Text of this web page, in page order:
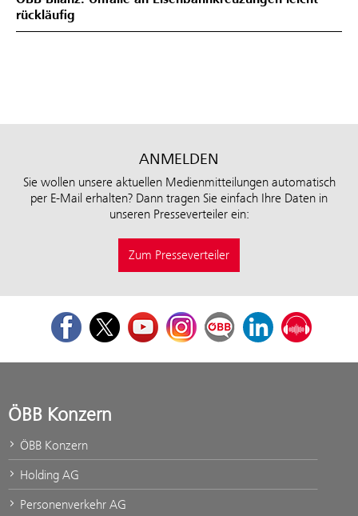
rückläufig
ANMELDEN
Sie wollen unsere aktuellen Medienmitteilungen automatisch
per E-Mail erhalten? Dann tragen Sie einfach Ihre Daten in
unseren Presseverteiler ein:
Zum Presseverteiler
FacebookTwitterYoutubeInstagramÖBB Corporate Blog
LinkedInPodcast
ÖBB Konzern
ÖBB Konzern
Holding AG
Personenverkehr AG